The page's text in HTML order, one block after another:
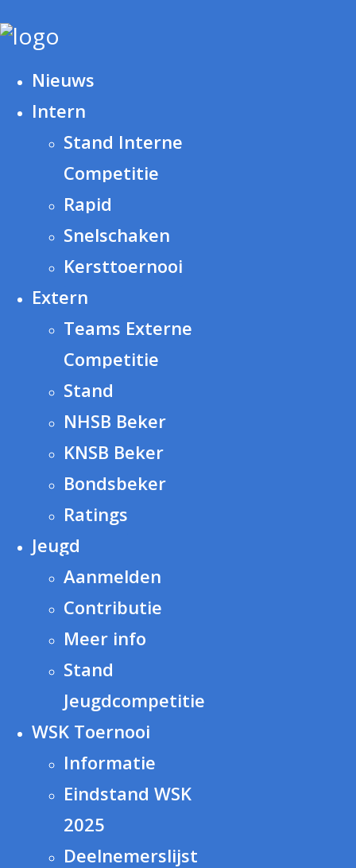
Nieuws
Intern
Stand Interne
Competitie
Rapid
Snelschaken
Kersttoernooi
Extern
Teams Externe
Competitie
Stand
NHSB Beker
KNSB Beker
Bondsbeker
Ratings
Jeugd
Aanmelden
Contributie
Meer info
Stand
Jeugdcompetitie
WSK Toernooi
Informatie
Eindstand WSK
2025
Deelnemerslijst